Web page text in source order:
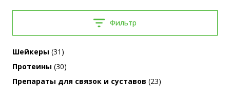
Фильтр
Шейкеры (31)
Протеины (30)
Препараты для связок и суставов (23)